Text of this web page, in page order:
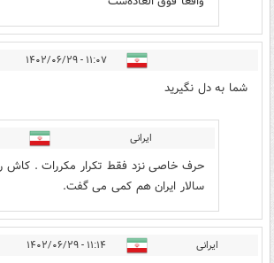
۱۱:۰۷ - ۱۴۰۲/۰۶/۲۹
شما به دل نگیرید
ایرانی
حرف خاصی نزد فقط تکرار مکررات . کاش
سالار ایران هم کمی می گفت.
ایرانی ۱۱:۱۴ - ۱۴۰۲/۰۶/۲۹